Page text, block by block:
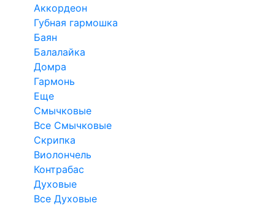
Аккордеон
Губная гармошка
Баян
Балалайка
Домра
Гармонь
Еще
Смычковые
Все Смычковые
Скрипка
Виолончель
Контрабас
Духовые
Все Духовые